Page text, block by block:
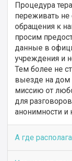
Процедура
переживать не
обращения к
просим
данные в
учреждения и
Тем более не
выезде на
миссию от
для
анонимности и
А где